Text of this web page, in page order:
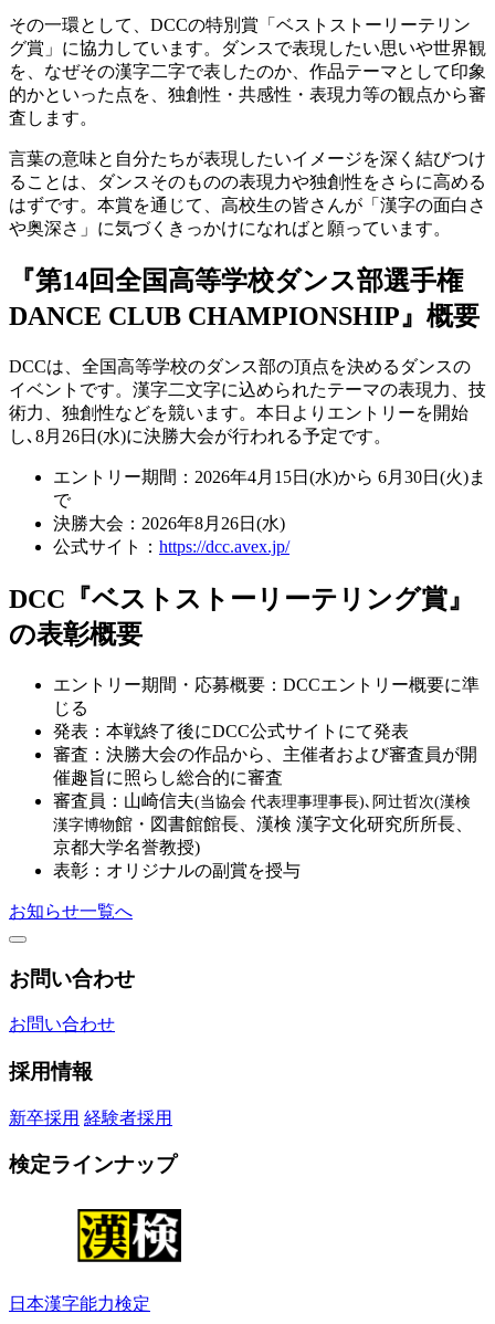
その一環として、 DCCの特別賞「ベストストーリーテリン
グ賞」に協力しています。ダンスで表現したい思いや世界観
を、なぜその漢字二字で表したのか、作品テーマとして印象
的かといった点を、独創性・共感性・表現力等の観点から審
査します。
言葉の意味と自分たちが表現したいイメージを深く結びつけ
ることは、ダンスそのものの表現力や独創性をさらに高める
はずです。本賞を通じて、高校生の皆さんが「漢字の面白さ
や奥深さ」に気づくきっかけになればと願っています。
『第14回全国高等学校ダンス部選手権
DANCE CLUB CHAMPIONSHIP』概要
DCCは、全国高等学校のダンス部の頂点を決めるダンスの
イベントです。漢字二文字に込められたテーマの表現力、技
術力、独創性などを競います。本日よりエントリーを開始
し､ 8月 26日 (水)に決勝大会が行われる予定です。
エントリー期間：2026年4月 15日 (水)から 6月 30日 (火)ま
で
決勝大会：2026年8月26日(水)
公式サイト： https://dcc.avex.jp/
DCC『ベストストーリーテリング賞』
の表彰概要
エントリー期間・応募概要：DCCエントリー概要に準
じる
発表：本戦終了後にDCC公式サイトにて発表
審査：決勝大会の作品から、主催者および審査員が開
催趣旨に照らし総合的に審査
審査員：山崎信夫(当協会 代表理事理事長)､阿辻哲次(漢検
漢字博物館・図書館館長、漢検 漢字文化研究所所長、
京都大学名誉教授)
表彰：オリジナルの副賞を授与
お知らせ一覧へ
お問い合わせ
お問い合わせ
採用情報
新卒採用 経験者採用
検定ラインナップ
日本漢字能力検定